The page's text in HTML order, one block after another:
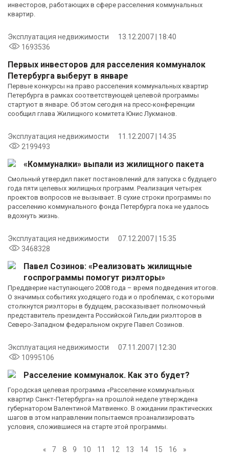
инвесторов, работающих в сфере расселения коммунальных
квартир.
Эксплуатация недвижимости
13.12.2007 | 18:40
1693536
Первых инвесторов для расселения коммуналок
Петербурга выберут в январе
Первые конкурсы на право расселения коммунальных квартир
Петербурга в рамках соответствующей целевой программы
стартуют в январе. Об этом сегодня на пресс-конференции
сообщил глава Жилищного комитета Юнис Лукманов.
Эксплуатация недвижимости
11.12.2007 | 14:35
2199493
«Коммуналки» выпали из жилищного пакета
Смольный утвердил пакет постановлений для запуска с будущего
года пяти целевых жилищных программ. Реализация четырех
проектов вопросов не вызывает. В сухие строки программы по
расселению коммунального фонда Петербурга пока не удалось
вдохнуть жизнь.
Эксплуатация недвижимости
07.12.2007 | 15:35
3468328
Павел Созинов: «Реализовать жилищные
госпрограммы помогут риэлторы»
Преддверие наступающего 2008 года – время подведения итогов.
О значимых событиях уходящего года и о проблемах, с которыми
столкнутся риэлторы в будущем, рассказывает полномочный
представитель президента Российской Гильдии риэлторов в
Северо-Западном федеральном округе Павел Созинов.
Эксплуатация недвижимости
07.11.2007 | 12:30
10995106
Расселение коммуналок. Как это будет?
Городская целевая программа «Расселение коммунальных
квартир Санкт-Петербурга» на прошлой неделе утверждена
губернатором Валентиной Матвиенко. В ожидании практических
шагов в этом направлении попытаемся проанализировать
условия, сложившиеся на старте этой программы.
« 7 8 9 10 11 12 13 14 15 16 »